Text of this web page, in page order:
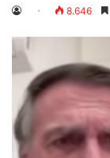
8.646